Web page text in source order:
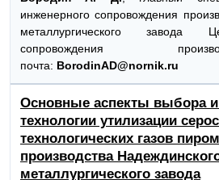
инженерного сопровождения
металлургического завода
сопровождения
почта: BorodinAD@nornik.ru
Основные аспекты выбора и
технологии утилизации
технологических газов
производства
металлургического завода